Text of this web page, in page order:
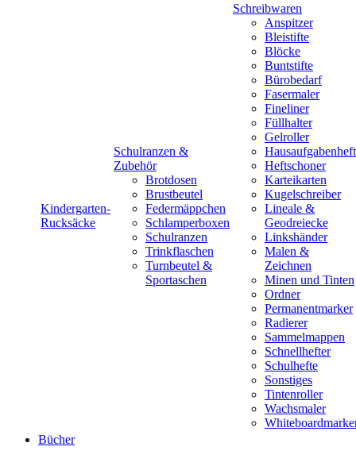
Kindergarten-
Rucksäcke
Schulranzen &
Zubehör
Brotdosen
Brustbeutel
Federmäppchen
Schlamperboxen
Schulranzen
Trinkflaschen
Turnbeutel &
Sportaschen
Schreibwaren
Anspitzer
Bleistifte
Blöcke
Buntstifte
Bürobedarf
Fasermaler
Fineliner
Füllhalter
Gelroller
Hausaufgabenheft
Heftschoner
Karteikarten
Kugelschreiber
Lineale &
Geodreiecke
Linkshänder
Malen &
Zeichnen
Minen und Tinten
Ordner
Permanentmarker
Radierer
Sammelmappen
Schnellhefter
Schulhefte
Sonstiges
Tintenroller
Wachsmaler
Bücher